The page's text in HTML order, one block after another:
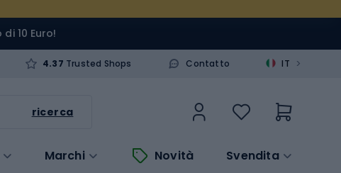
10 Euro!
4.37 Trusted Shops Contatto IT >
ricerca
Marchi Novità Svendita